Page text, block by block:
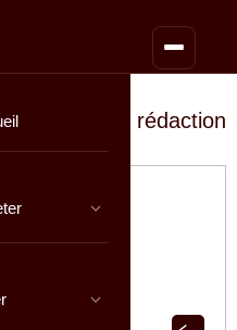
En cours de rédaction